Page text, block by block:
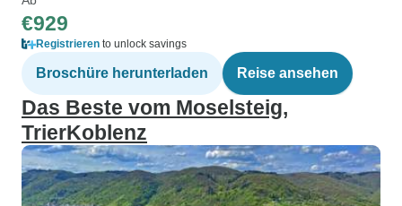
€929
Registrieren to unlock savings
Broschüre herunterladen Reise ansehen
Das Beste vom Moselsteig,
TrierKoblenz